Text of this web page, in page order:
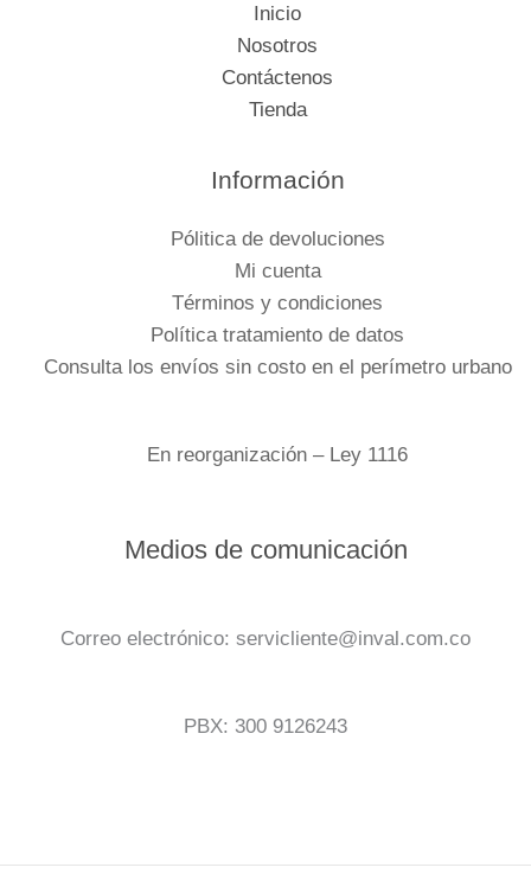
Inicio
Nosotros
Contáctenos
Tienda
Información
Pólitica de devoluciones
Mi cuenta
Términos y condiciones
Política tratamiento de datos
Consulta los envíos sin costo en el perímetro urbano
En reorganización – Ley 1116
Medios de comunicación
Correo electrónico: servicliente@inval.com.co
PBX: 300 9126243